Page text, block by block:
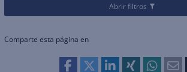
Abrir filtros
Comparte esta página en